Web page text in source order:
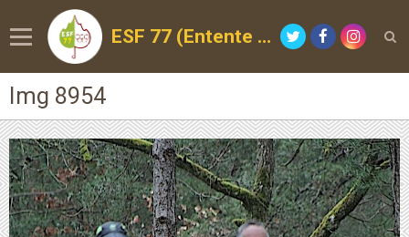
ESF 77 (Entente Sportive de la Forêt)
Img 8954